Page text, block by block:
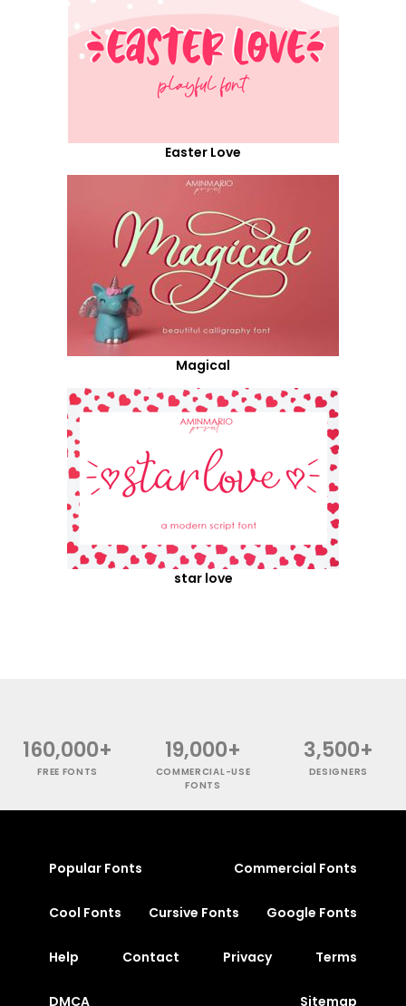
Easter Love
Magical
star love
160,000+
FREE FONTS
19,000+
COMMERCIAL-USE
FONTS
3,500+
DESIGNERS
Popular Fonts Commercial Fonts
Cool Fonts Cursive Fonts Google Fonts
Help Contact Privacy Terms
DMCA Sitemap